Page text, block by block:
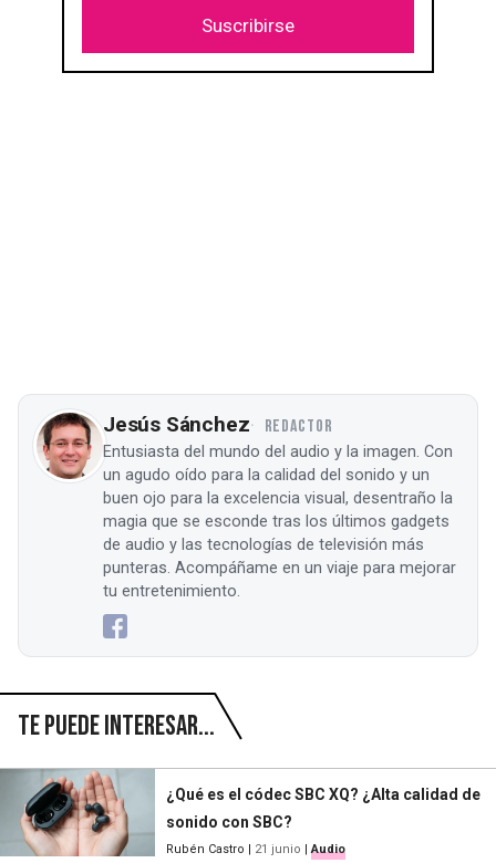
Suscribirse
Jesús Sánchez REDACTOR
Entusiasta del mundo del audio y la imagen. Con
un agudo oído para la calidad del sonido y un
buen ojo para la excelencia visual, desentraño la
magia que se esconde tras los últimos gadgets
de audio y las tecnologías de televisión más
punteras. Acompáñame en un viaje para mejorar
tu entretenimiento.
Te puede interesar...
¿Qué es el códec SBC XQ? ¿Alta calidad de
sonido con SBC?
Rubén Castro 21 junio |Audio